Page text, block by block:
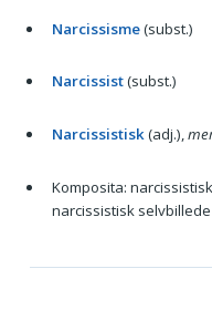
Narcissisme(subst.)
Narcissist(subst.)
Narcissistisk(adj.),
Komposita:
narcissistisk selvbillede